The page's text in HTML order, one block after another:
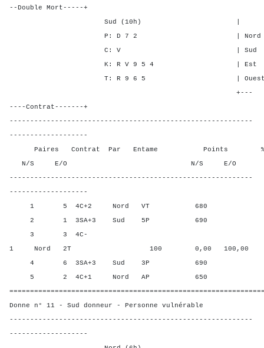
--Double Mort-----+
Sud (10h) | SA P
P: D 7 2 | Nord 6 1
C: V | Sud 6 1 5
K: R V 9 5 4 | Est -
T: R 9 6 5 | Ouest -
+---
----Contrat-------+
-----------------------------------------------------------
-------------------
Paires Contrat Par Entame Points %
N/S E/O N/S E/O N/
-----------------------------------------------------------
-------------------
1 5 4C+2 Nord VT 680
2 1 3SA+3 Sud 5P 690
3 3 4C-
1 Nord 2T 100 0,00 100,00
4 6 3SA+3 Sud 3P 690
5 2 4C+1 Nord AP 650
Donne n° 11 - Sud donneur - Personne vulnérable
-----------------------------------------------------------
-------------------